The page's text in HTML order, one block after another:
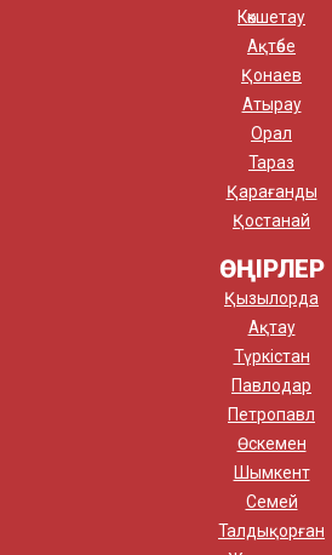
Көкшетау
Ақтөбе
Қонаев
Атырау
Орал
Тараз
Қарағанды
Қостанай
ӨҢІРЛЕР
Қызылорда
Ақтау
Түркістан
Павлодар
Петропавл
Өскемен
Шымкент
Семей
Талдықорған